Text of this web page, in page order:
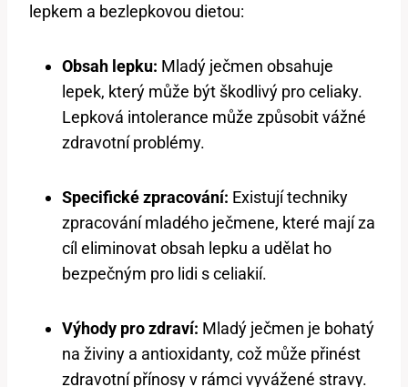
lepkem a bezlepkovou dietou:
Obsah lepku: Mladý ječmen obsahuje
lepek, který může být škodlivý pro celiaky.
Lepková intolerance může způsobit vážné
zdravotní problémy.
Specifické zpracování: Existují techniky
zpracování mladého ječmene, které mají za
cíl eliminovat obsah lepku a udělat ho
bezpečným pro lidi s celiakií.
Výhody pro zdraví: Mladý ječmen je bohatý
na živiny a antioxidanty, což může přinést
zdravotní přínosy v rámci vyvážené stravy.